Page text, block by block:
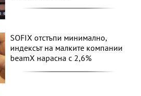
SOFIX отстъпи минимално,
индексът на малките компании
beamX нарасна с 2,6%